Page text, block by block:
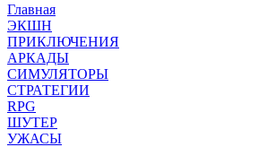
Главная
ЭКШН
ПРИКЛЮЧЕНИЯ
АРКАДЫ
СИМУЛЯТОРЫ
СТРАТЕГИИ
RPG
ШУТЕР
УЖАСЫ